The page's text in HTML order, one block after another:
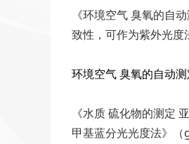
《环境空气 臭氧的自
致性，可作为紫外光度
环境空气 臭氧的自动
《水质 硫化物的测定
甲基蓝分光光度法》